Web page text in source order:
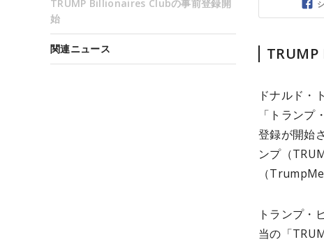
ドナルド・
「トラン
登録が開始
ンプ（
（
トランプ・
当の「
TRUMP Billionaires Clubの事前登録開
始
関連ニュース